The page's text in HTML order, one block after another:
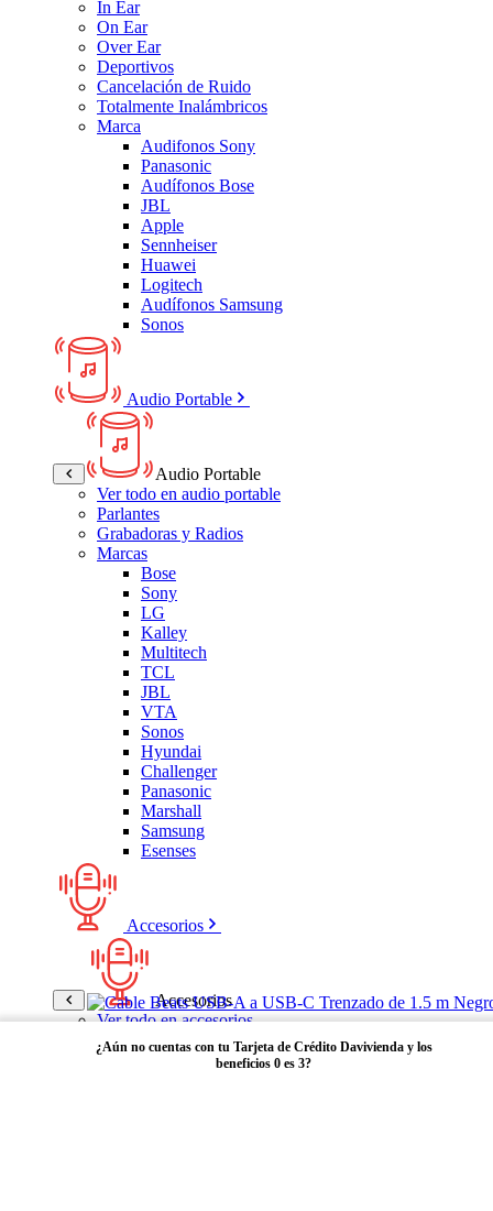
In Ear
On Ear
Over Ear
Deportivos
Cancelación de Ruido
Totalmente Inalámbricos
Marca
Audifonos Sony
Panasonic
Audífonos Bose
JBL
Apple
Sennheiser
Huawei
Logitech
Audífonos Samsung
Sonos
Audio Portable
Audio Portable
Ver todo en audio portable
Parlantes
Grabadoras y Radios
Marcas
Bose
Sony
LG
Kalley
Multitech
TCL
JBL
VTA
Sonos
Hyundai
Challenger
Panasonic
Marshall
Samsung
Esenses
Accesorios
Accesorios
Ver todo en accesorios
Micrófonos
Bases
¿Aún no cuentas con tu Tarjeta de Crédito Davivienda y los
beneficios 0 es 3?